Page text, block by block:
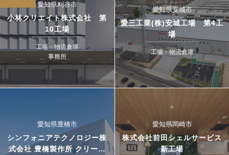
愛知県刈谷市
小林クリエイト株式会社 第
10工場
工場・物流倉庫
事務所
愛知県安城市
愛三工業(株)安城工場 第4工
場
工場・物流倉庫
愛知県豊橋市
シンフォニアテクノロジー株
式会社 豊橋製作所 クリーン
愛知県岡崎市
株式会社前田シェルサービス
新工場